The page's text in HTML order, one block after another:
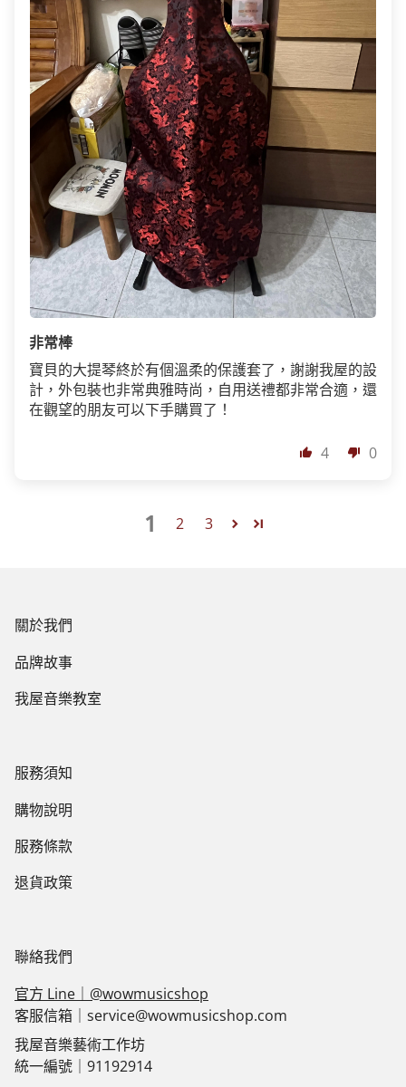
非常棒
寶貝的大提琴終於有個溫柔的保護套了，謝謝我屋的設
計，外包裝也非常典雅時尚，自用送禮都非常合適，還
在觀望的朋友可以下手購買了！
4 0
1 2 3
關於我們
品牌故事
我屋音樂教室
服務須知
購物說明
服務條款
退貨政策
聯絡我們
官方 Line｜@wowmusicshop
客服信箱｜service@wowmusicshop.com
我屋音樂藝術工作坊
統一編號｜91192914